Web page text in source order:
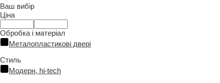
Ваш вибір
Ціна
Обробка і матеріал
Металопластикові двері
Стиль
Модерн, hi-tech